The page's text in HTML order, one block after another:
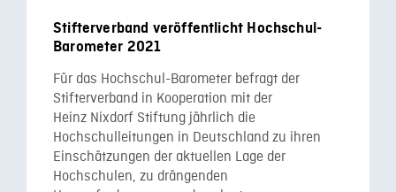
Stifterverband veröffentlicht Hochschul-
Barometer 2021
Für das Hochschul-Barometer befragt der
Stifterverband in Kooperation mit der
Heinz Nixdorf Stiftung jährlich die
Hochschulleitungen in Deutschland zu ihren
Einschätzungen der aktuellen Lage der
Hochschulen, zu drängenden